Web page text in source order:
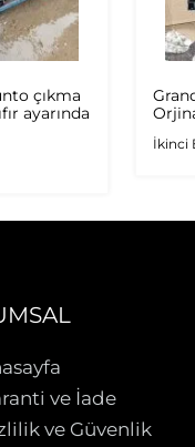
çıkma
ayarında
İkinci
ve İade
ve Güvenlik